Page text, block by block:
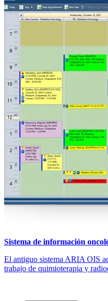
Sistema de información
El antiguo sistema ARIA OIS
trabajo de quimioterapia y